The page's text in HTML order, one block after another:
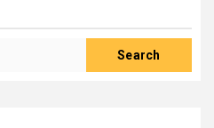
Search